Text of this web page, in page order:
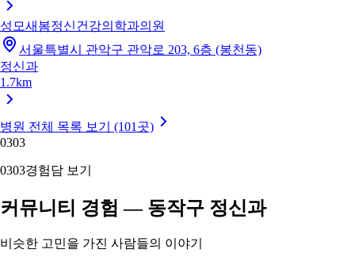
성모새봄정신건강의학과의원
서울특별시 관악구 관악로 203, 6층 (봉천동)
정신과
1.7km
병원 전체 목록 보기 (101곳)
0303
0303경험담 보기
커뮤니티 경험 — 동작구 정신과
비슷한 고민을 가진 사람들의 이야기